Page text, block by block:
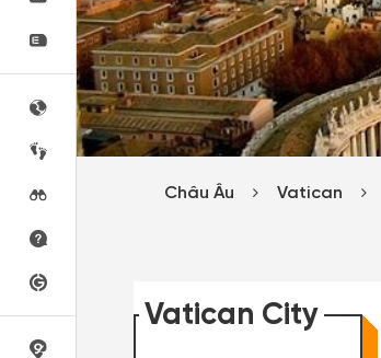
Châu Âu Vatican
Vatican City